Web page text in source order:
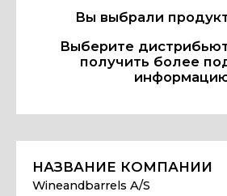
Вы выбрали
Выберите
получить более
НАЗВАНИЕ КОМПАНИИ
Wineandbarrels A/S